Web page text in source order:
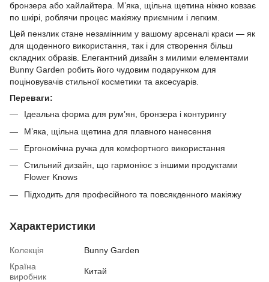
бронзера або хайлайтера. М’яка, щільна щетина ніжно ковзає
по шкірі, роблячи процес макіяжу приємним і легким.
Цей пензлик стане незамінним у вашому арсеналі краси — як
для щоденного використання, так і для створення більш
складних образів. Елегантний дизайн з милими елементами
Bunny Garden робить його чудовим подарунком для
поціновувачів стильної косметики та аксесуарів.
Переваги:
Ідеальна форма для рум’ян, бронзера і контурингу
М’яка, щільна щетина для плавного нанесення
Ергономічна ручка для комфортного використання
Стильний дизайн, що гармоніює з іншими продуктами
Flower Knows
Підходить для професійного та повсякденного макіяжу
Характеристики
Колекція
Bunny Garden
Країна
виробник
Китай